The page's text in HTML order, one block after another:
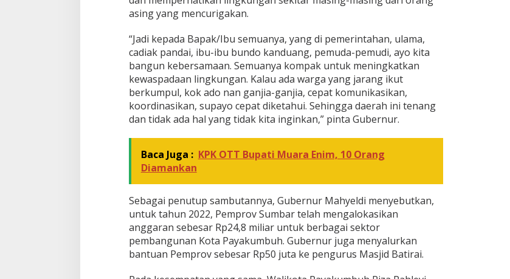
asing yang mencurigakan.
“Jadi kepada Bapak/Ibu semuanya, yang di pemerintahan, ulama,
cadiak pandai, ibu-ibu bundo kanduang, pemuda-pemudi, ayo kita
bangun kebersamaan. Semuanya kompak untuk meningkatkan
kewaspadaan lingkungan. Kalau ada warga yang jarang ikut
berkumpul, kok ado nan ganjia-ganjia, cepat komunikasikan,
koordinasikan, supayo cepat diketahui. Sehingga daerah ini tenang
dan tidak ada hal yang tidak kita inginkan,” pinta Gubernur.
Baca Juga : KPK OTT Bupati Muara Enim, 10 Orang
Diamankan
Sebagai penutup sambutannya, Gubernur Mahyeldi menyebutkan,
untuk tahun 2022, Pemprov Sumbar telah mengalokasikan
anggaran sebesar Rp24,8 miliar untuk berbagai sektor
pembangunan Kota Payakumbuh. Gubernur juga menyalurkan
bantuan Pemprov sebesar Rp50 juta ke pengurus Masjid Batirai.
[FOTO] Anies Baswedan Tinjau